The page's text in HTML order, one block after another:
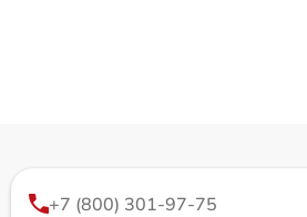
+7 (800) 301-97-75